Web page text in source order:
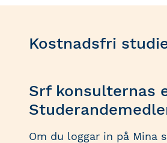
Kostnadsfri
Srf konsulternas
Om du loggar in på Mina